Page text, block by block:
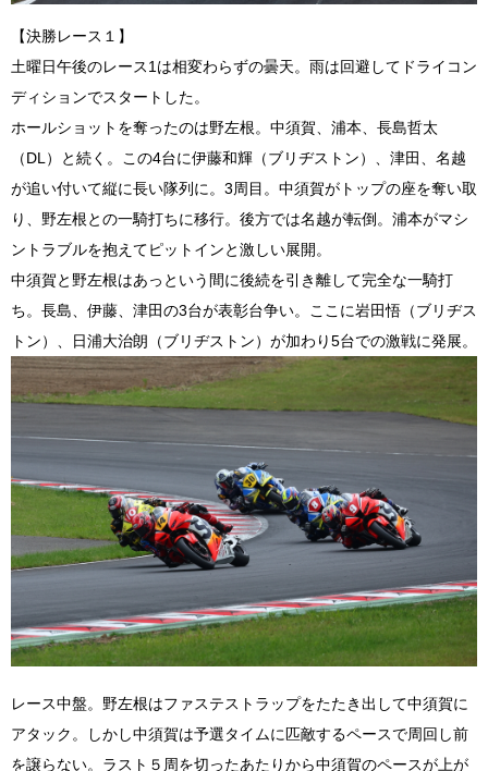
【決勝レース１】
土曜日午後のレース1は相変わらずの曇天。雨は回避してドライコン
ディションでスタートした。
ホールショットを奪ったのは野左根。中須賀、浦本、長島哲太
（DL）と続く。この4台に伊藤和輝（ブリヂストン）、津田、名越
が追い付いて縦に長い隊列に。3周目。中須賀がトップの座を奪い取
り、野左根との一騎打ちに移行。後方では名越が転倒。浦本がマシ
ントラブルを抱えてピットインと激しい展開。
中須賀と野左根はあっという間に後続を引き離して完全な一騎打
ち。長島、伊藤、津田の3台が表彰台争い。ここに岩田悟（ブリヂス
トン）、日浦大治朗（ブリヂストン）が加わり5台での激戦に発展。
レース中盤。野左根はファステストラップをたたき出して中須賀に
アタック。しかし中須賀は予選タイムに匹敵するペースで周回し前
を譲らない。ラスト５周を切ったあたりから中須賀のペースが上が